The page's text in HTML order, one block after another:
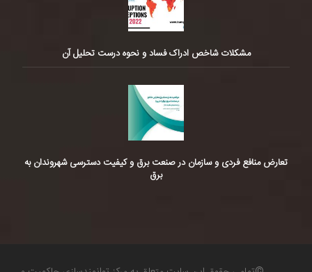
مشکلات شاخص ادراک فساد و نحوه درست تحلیل آن
تعارض منافع فردی و سازمان در صنعت برق و کیفیت دسترسی شهروندان به
برق